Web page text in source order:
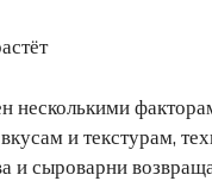
несколькими
и текстурам,
и сыроварни